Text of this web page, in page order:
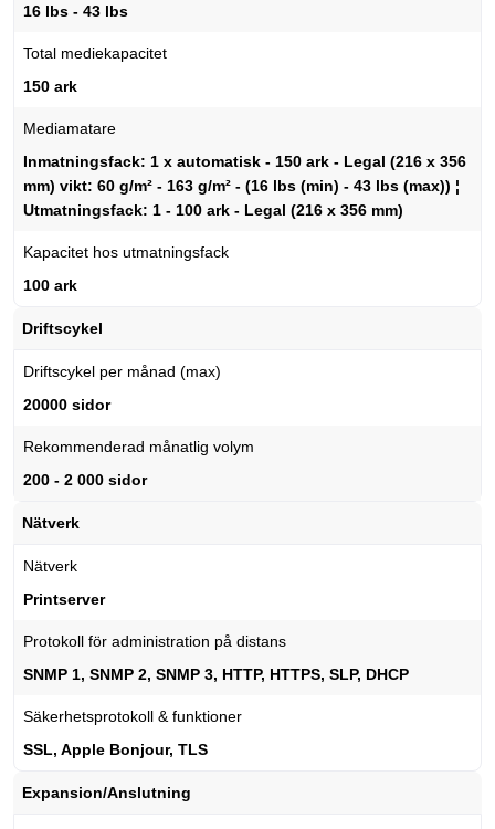
16 lbs - 43 lbs
Total mediekapacitet
150 ark
Mediamatare
Inmatningsfack: 1 x automatisk - 150 ark - Legal (216 x 356
mm) vikt: 60 g/m² - 163 g/m² - (16 lbs (min) - 43 lbs (max)) ¦
Utmatningsfack: 1 - 100 ark - Legal (216 x 356 mm)
Kapacitet hos utmatningsfack
100 ark
Driftscykel
Driftscykel per månad (max)
20000 sidor
Rekommenderad månatlig volym
200 - 2 000 sidor
Nätverk
Nätverk
Printserver
Protokoll för administration på distans
SNMP 1, SNMP 2, SNMP 3, HTTP, HTTPS, SLP, DHCP
Säkerhetsprotokoll & funktioner
SSL, Apple Bonjour, TLS
Expansion/Anslutning